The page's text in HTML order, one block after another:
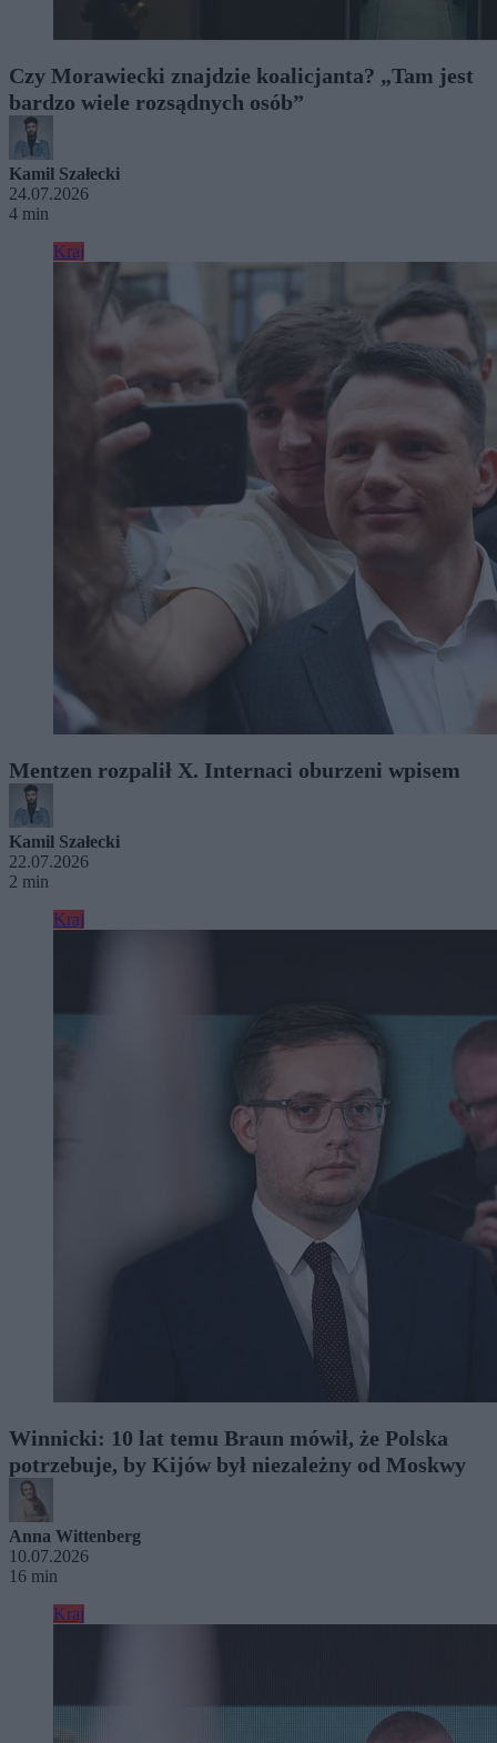
Czy Morawiecki znajdzie koalicjanta? „Tam jest
bardzo wiele rozsądnych osób”
Kamil Szałecki
24.07.2026
4 min
Kraj
Mentzen rozpalił X. Internaci oburzeni wpisem
Kamil Szałecki
22.07.2026
2 min
Kraj
Winnicki: 10 lat temu Braun mówił, że Polska
potrzebuje, by Kijów był niezależny od Moskwy
Anna Wittenberg
10.07.2026
16 min
Kraj